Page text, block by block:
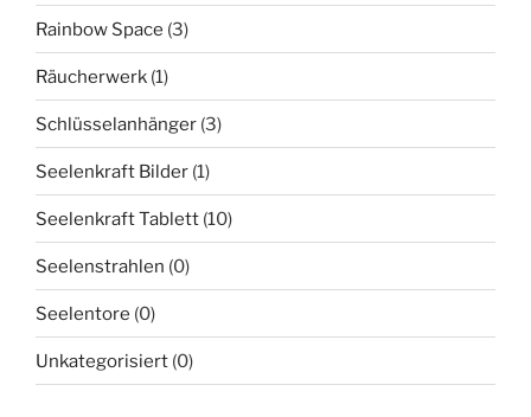
Rainbow Space (3)
Räucherwerk (1)
Schlüsselanhänger (3)
Seelenkraft Bilder (1)
Seelenkraft Tablett (10)
Seelenstrahlen (0)
Seelentore (0)
Unkategorisiert (0)